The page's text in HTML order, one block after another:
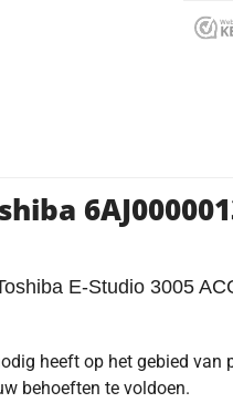
E-Studio 3005
heeft op het gebied
behoeften te voldoen.